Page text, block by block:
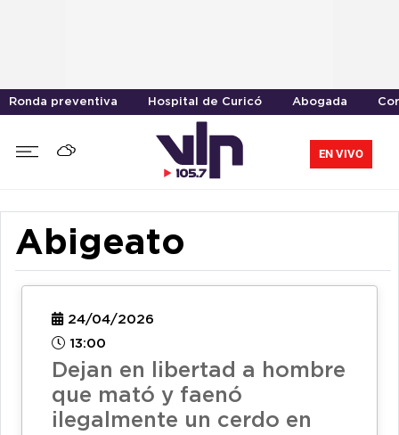
Ronda preventiva Hospital de Curicó Abogada
EN VIVO
Abigeato
24/04/2026
13:00
Dejan en libertad a hombre
que mató y faenó
ilegalmente un cerdo en